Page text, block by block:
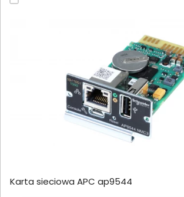
Karta sieciowa APC ap9544